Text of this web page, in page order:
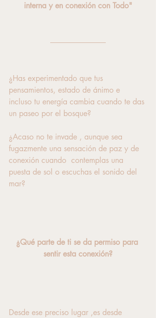
interna y en conexión con Todo"
¿Has experimentado que tus
pensamientos, estado de ánimo e
incluso tu energía cambia cuando te das
un paseo por el bosque?
¿Acaso no te invade , aunque sea
fugazmente una sensación de paz y de
conexión cuando  contemplas una
puesta de sol o escuchas el sonido del
mar?
¿Qué parte de ti se da permiso para
sentir esta conexión?
Desde ese preciso lugar ,es desde